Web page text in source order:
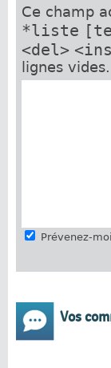
Ce champ
*liste
<del>
lignes vides.
Prévenez-
Vos